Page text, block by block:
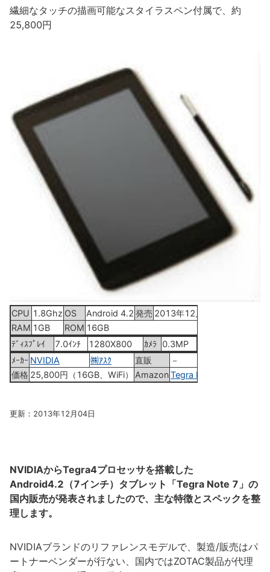
繊細なタッチの描画可能なスタイラスペン付属で、約
25,800円
CPU 1.8Ghz OS Android 4.2 発売 2013年12月4日
RAM 1GB ROM 16GB
ﾃﾞｨｽﾌﾟﾚｲ
7.0ｲﾝﾁ 1280X800 ｶﾒﾗ
0.3MP
ﾒｰｶｰ NVIDIA ㈱ｱｽｸ 直販
－
価格 25,800円（16GB、WiFi） AmazonTegra Note 7
更新：2013年12月04日
NVIDIAからTegra4プロセッサを搭載した
Android4.2（7インチ）タブレット「Tegra Note 7」の
国内販売が発表されましたので、主な特徴とスペックを整
理します。
NVIDIAブランドのリファレンスモデルで、製造/販売はパ
ートナーベンダーが行ない、国内ではZOTAC製品が代理